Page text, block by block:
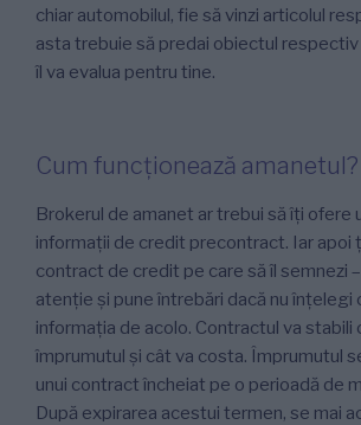
chiar automobilul, fie să vinzi articolul
asta trebuie să predai obiectul respectiv
îl va evalua pentru tine.
Cum funcționează amanetul?
Brokerul de amanet ar trebui să îți ofere
informații de credit precontract. Iar apoi
contract de credit pe care să îl semnezi
atenție și pune întrebări dacă nu înțelegi
informația de acolo. Contractul va stabili
împrumutul și cât va costa. Împrumutul
unui contract încheiat pe o perioadă de
După expirarea acestui termen, se mai